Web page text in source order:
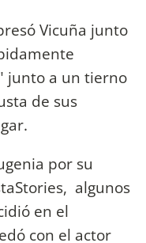
Vicuña junto
junto a un tierno
de sus
por su
algunos
en el
con el actor